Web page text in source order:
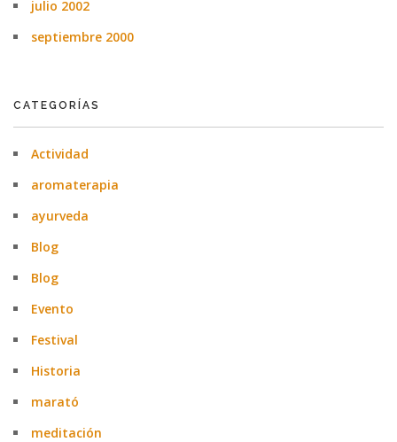
julio 2002
septiembre 2000
CATEGORÍAS
Actividad
aromaterapia
ayurveda
Blog
Blog
Evento
Festival
Historia
marató
meditación